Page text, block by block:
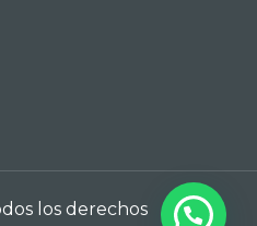
los derechos